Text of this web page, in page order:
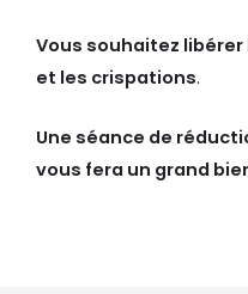
Vous souhaitez
et les crispations.
Une séance de
vous fera un grand